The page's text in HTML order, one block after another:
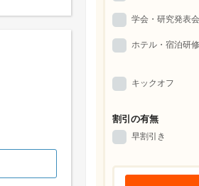
学会・研究発表会
ホテル・宿泊研修
キックオフ
割引の有無
早割引き